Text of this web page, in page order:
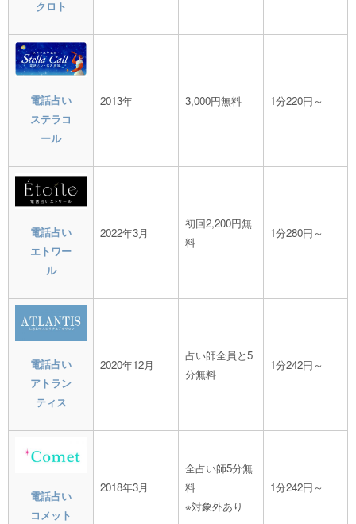
クロト
電話占い
ステラコ
ール
2013年 3,000円無料 1分220円～
電話占い
エトワー
ル
2022年3月
初回2,200円無
料
1分280円～
電話占い
アトラン
ティス
2020年12月
占い師全員と5
分無料
1分242円～
電話占い
コメット
2018年3月
全占い師5分無
料
※対象外あり
1分242円～